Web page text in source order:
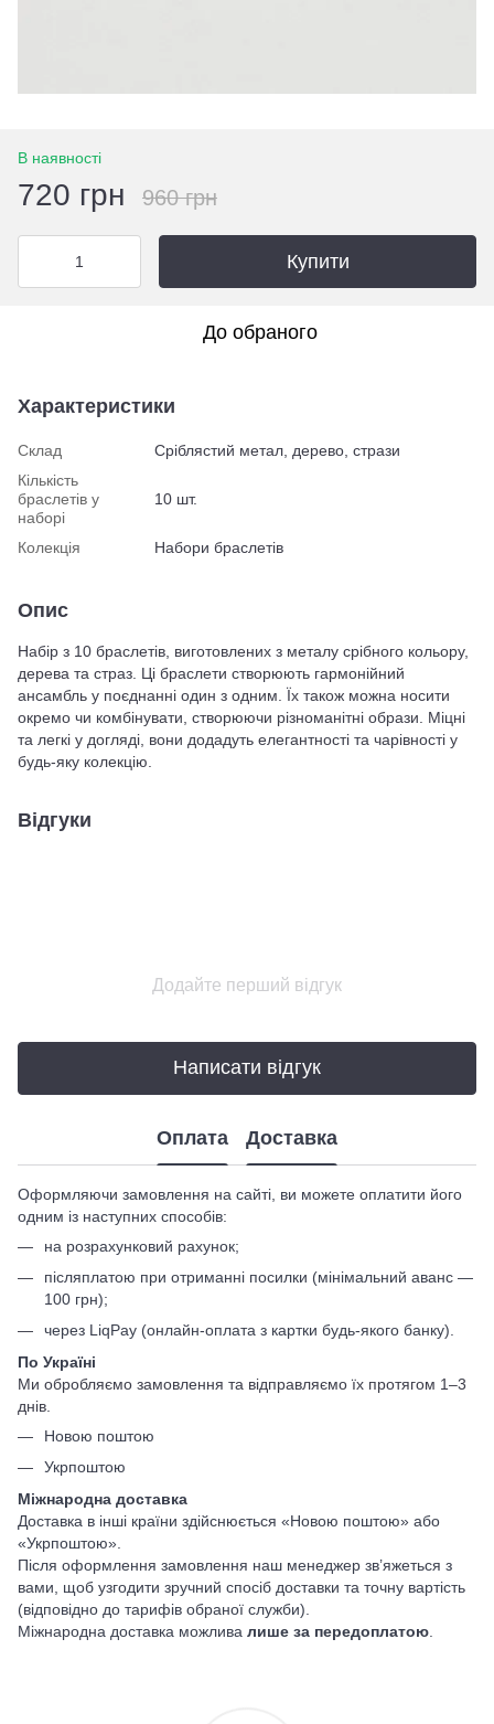
В наявності
720 грн 960 грн
Купити
До обраного
Характеристики
Склад
Сріблястий метал, дерево, стрази
Кількість
браслетів у
наборі
10 шт.
Колекція Набори браслетів
Опис
Набір з 10 браслетів, виготовлених з металу срібного кольору,
дерева та страз. Ці браслети створюють гармонійний
ансамбль у поєднанні один з одним. Їх також можна носити
окремо чи комбінувати, створюючи різноманітні образи. Міцні
та легкі у догляді, вони додадуть елегантності та чарівності у
будь-яку колекцію.
Відгуки
Додайте перший відгук
Написати відгук
Оплата Доставка
Оформляючи замовлення на сайті, ви можете оплатити його
одним із наступних способів:
на розрахунковий рахунок;
післяплатою при отриманні посилки (мінімальний аванс —
100 грн);
через LiqPay (онлайн-оплата з картки будь-якого банку).
По Україні
Ми обробляємо замовлення та відправляємо їх протягом 1–3
днів.
Новою поштою
Укрпоштою
Міжнародна доставка
Доставка в інші країни здійснюється «Новою поштою» або
«Укрпоштою».
Після оформлення замовлення наш менеджер зв’яжеться з
вами, щоб узгодити зручний спосіб доставки та точну вартість
(відповідно до тарифів обраної служби).
Міжнародна доставка можлива лише за передоплатою